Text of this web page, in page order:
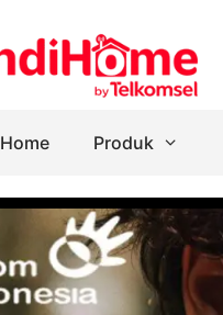
Home Produk